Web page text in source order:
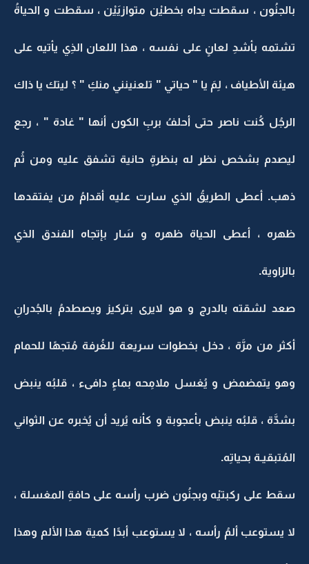
بالجنُون ، سقطت يداه بخطيْن متوازيَيْن ، سقطت و الحياةُ
تشتمه بأشدِ لعانٍ على نفسه ، هذا اللعان الذِي يأتيه على
هيئة الأطياف ، لِمَ يا " حياتي " تلعنينني منكِ " ؟ ليتك يا ذاك
الرجُل كُنت ناصر حتى أحلفُ بربِ الكون أنها " غادة " ، رجع
ليصدم بشخص نظر له بنظرةٍ حانية تشفق عليه ومن ثُم
ذهب. أعطى الطريقُ الذي سارت عليه أقدامُ من يفتقدها
ظهره ، أعطى الحياة ظهره و سَار بإتجاه الفندق الذي
بالزاوية.
صعد لشقته بالدرج و هو لايرى بتركيز ويصطدمُ بالجُدرانِ
أكثر من مرَّة ، دخل بخطوات سريعة للغُرفة مُتجهًا للحمام
وهو يتمضمض و يُغسل ملامِحه بماءٍ دافىء ، قلبُه ينبض
بشدَّة ، قلبُه ينبض بأعجوبة و كأنه يُريد أن يُخبره عن الثواني
المُتبقيـة بحياتِه.
سقط على ركبتيْه وبجنُون ضرب رأسه على حافةِ المغسلة ،
لا يستوعب ألمُ رأسه ، لا يستوعب أبدًا كمية هذا الألم وهذا